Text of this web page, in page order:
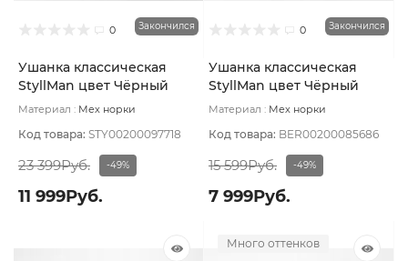
0 Закончился
Ушанка классическая
StyllMan цвет Чёрный
размер 58
Материал : Мех норки
Код товара: STY00200097718
23 399Руб. -49%
11 999Руб.
0 Закончился
Ушанка классическая
StyllMan цвет Чёрный
размер 59
Материал : Мех норки
Код товара: BER00200085686
15 599Руб. -49%
7 999Руб.
Много оттенков